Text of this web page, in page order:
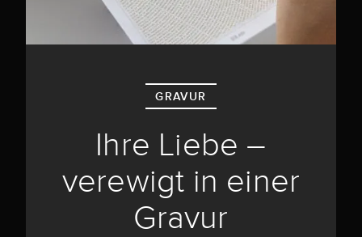
GRAVUR
Ihre Liebe –
verewigt in einer
Gravur